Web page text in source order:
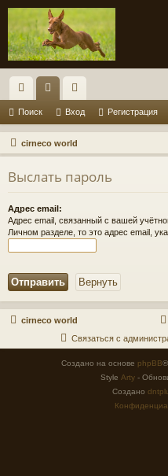
с
ы
лк
и
ум
ы
ол
ьз
ов
ат
и
Поиск Вход Регистрация
cirneco world
Выслать пароль
Адрес email:
Адрес email, связанный с вашей
Личном разделе, то это адрес email,
cirneco world
Связаться с
Создано на основе phpBB
Style Arty -
Создано